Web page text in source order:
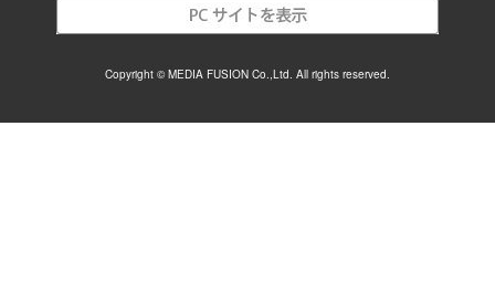
Copyright © MEDIA FUSION Co.,Ltd. All rights reserved.